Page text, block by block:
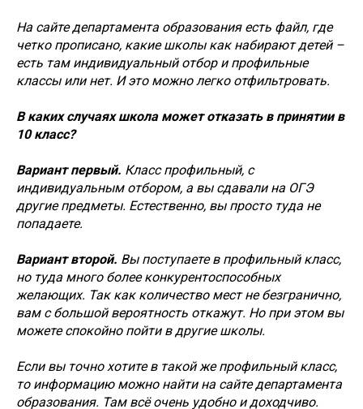
На сайте департамента образования есть файл, где
четко прописано, какие школы как набирают детей –
есть там индивидуальный отбор и профильные
классы или нет. И это можно легко отфильтровать.
В каких случаях школа может отказать в принятии в
10 класс?
Вариант первый. Класс профильный, с
индивидуальным отбором, а вы сдавали на ОГЭ
другие предметы. Естественно, вы просто туда не
попадаете.
Вариант второй. Вы поступаете в профильный класс,
но туда много более конкурентоспособных
желающих. Так как количество мест не безгранично,
вам с большой вероятность откажут. Но при этом вы
можете спокойно пойти в другие школы.
Если вы точно хотите в такой же профильный класс,
то информацию можно найти на сайте департамента
образования. Там всё очень удобно и доходчиво.